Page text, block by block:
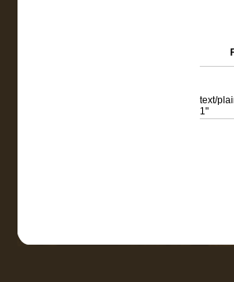
text/
1"